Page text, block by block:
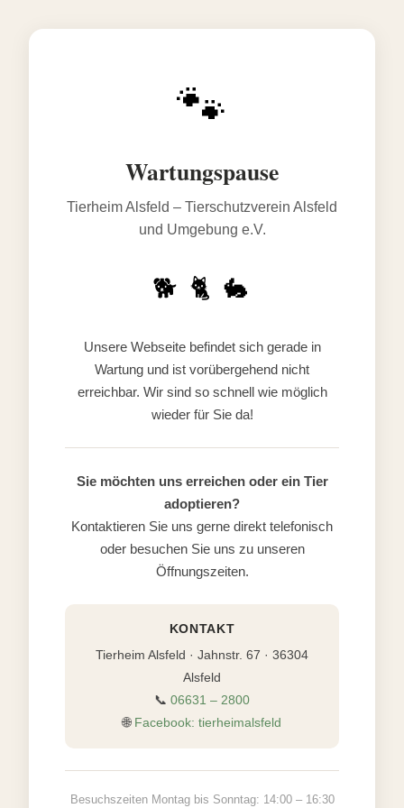
🐾
Wartungspause
Tierheim Alsfeld – Tierschutzverein Alsfeld
und Umgebung e.V.
🐕 🐈 🐇
Unsere Webseite befindet sich gerade in
Wartung und ist vorübergehend nicht
erreichbar. Wir sind so schnell wie möglich
wieder für Sie da!
Sie möchten uns erreichen oder ein Tier
adoptieren?
Kontaktieren Sie uns gerne direkt telefonisch
oder besuchen Sie uns zu unseren
Öffnungszeiten.
KONTAKT
Tierheim Alsfeld · Jahnstr. 67 · 36304
Alsfeld
📞 06631 – 2800
🌐 Facebook: tierheimalsfeld
Besuchszeiten Montag bis Sonntag: 14:00 – 16:30